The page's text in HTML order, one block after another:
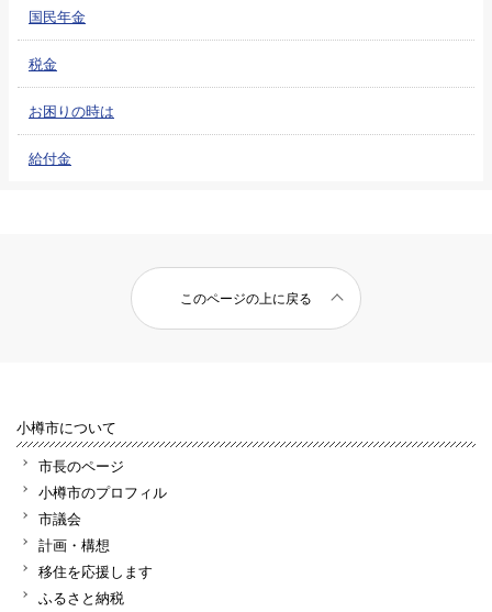
国民年金
税金
お困りの時は
給付金
このページの上に戻る
小樽市について
市長のページ
小樽市のプロフィル
市議会
計画・構想
移住を応援します
ふるさと納税